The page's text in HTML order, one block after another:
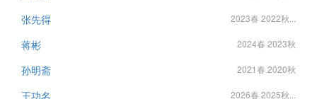
张先得 2023春 2022秋...
蒋彬 2024春 2023秋
孙明斋 2021春 2020秋
王功名 2026春 2025秋...